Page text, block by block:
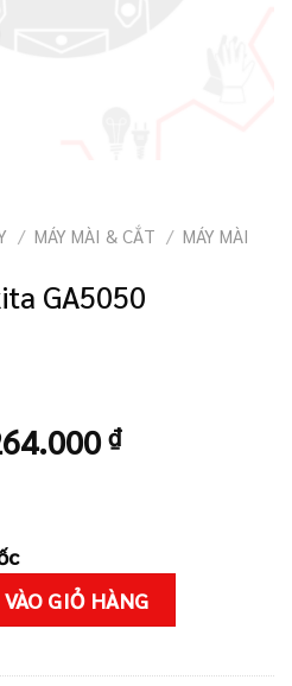
/ MÁY MÀI & CẮT / MÁY MÀI
GA5050
₫.
₫Giá
2.264.000
số lượng
GIỎ HÀNG